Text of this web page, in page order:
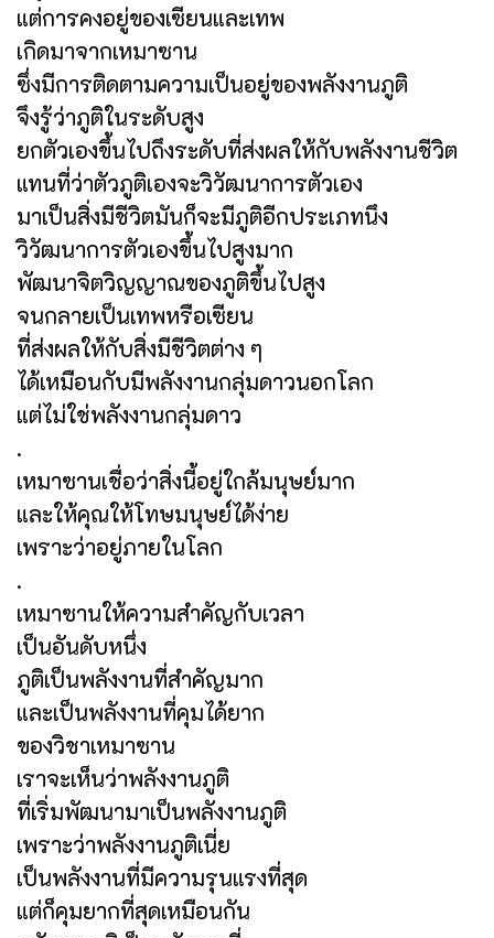
แต่การคงอยู่ของเซียนและเทพ
เกิดมาจากเหมาซาน
ซึ่งมีการติดตามความเป็นอยู่ของพลังงานภูติ
จึงรู้ว่าภูติในระดับสูง
ยกตัวเองขึ้นไปถึงระดับที่ส่งผลให้กับพลังงานชีวิต
แทนที่ว่าตัวภูติเองจะวิวัฒนาการตัวเอง
มาเป็นสิ่งมีชีวิตมันก็จะมีภูติอีกประเภทนึง
วิวัฒนาการตัวเองขึ้นไปสูงมาก
พัฒนาจิตวิญญาณของภูติขึ้นไปสูง
จนกลายเป็นเทพหรือเซียน
ที่ส่งผลให้กับสิ่งมีชีวิตต่าง ๆ
ได้เหมือนกับมีพลังงานกลุ่มดาวนอกโลก
แต่ไม่ใช่พลังงานกลุ่มดาว
.
เหมาซานเชื่อว่าสิ่งนี้อยู่ใกล้มนุษย์มาก
และให้คุณให้โทษมนุษย์ได้ง่าย
เพราะว่าอยู่ภายในโลก
.
เหมาซานให้ความสำคัญกับเวลา
เป็นอันดับหนึ่ง
ภูติเป็นพลังงานที่สำคัญมาก
และเป็นพลังงานที่คุมได้ยาก
ของวิชาเหมาซาน
เราจะเห็นว่าพลังงานภูติ
ที่เริ่มพัฒนามาเป็นพลังงานภูติ
เพราะว่าพลังงานภูติเนี่ย
เป็นพลังงานที่มีความรุนแรงที่สุด
แต่ก็คุมยากที่สุดเหมือนกัน